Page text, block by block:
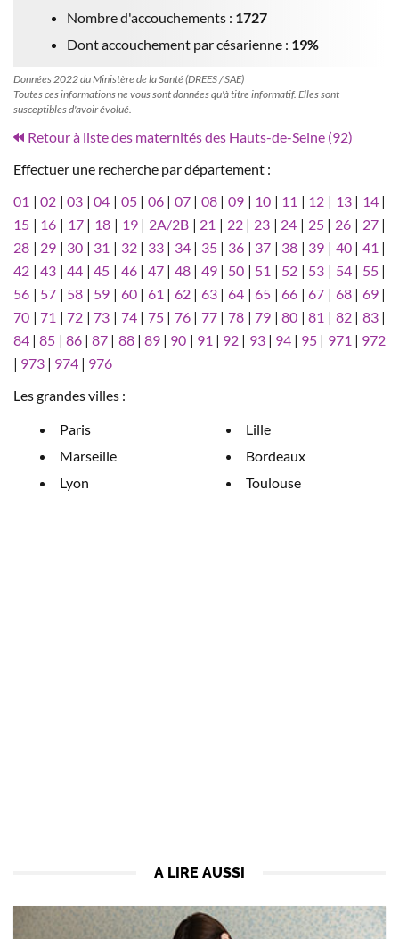
Nombre d'accouchements : 1727
Dont accouchement par césarienne : 19%
Données 2022 du Ministère de la Santé (DREES / SAE)
Toutes ces informations ne vous sont données qu'à titre informatif. Elles sont
susceptibles d'avoir évolué.
Retour à liste des maternités des Hauts-de-Seine (92)
Effectuer une recherche par département :
01 |02 |03 |04 | 05| 06| 07| 08| 09 | 10 | 11 | 12 | 13| 14|
15 | 16 | 17| 18 | 19| 2A/2B| 21 | 22| 23 | 24 | 25| 26 | 27|
28 | 29 | 30 | 31 | 32| 33| 34| 35| 36 | 37 | 38 | 39 | 40| 41 |
42 |43 |44 |45 | 46| 47| 48| 49| 50 | 51 | 52 | 53 | 54| 55|
56 | 57 | 58 | 59 | 60| 61 | 62| 63| 64 |65 |66 |67 | 68| 69|
70 |71 |72 |73 | 74| 75| 76| 77| 78 |79 |80 |81 | 82| 83|
84 |85 | 86|87 | 88| 89| 90 | 91 | 92 | 93| 94| 95 | 971 | 972
| 973 | 974 | 976
Les grandes villes :
Paris
Marseille
Lyon
Lille
Bordeaux
Toulouse
A LIRE AUSSI